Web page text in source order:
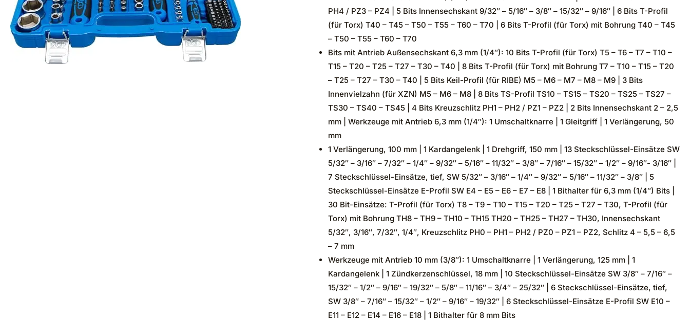
PH4 / PZ3 – PZ4 | 5 Bits Innensechskant 9/32″ – 5/16″ – 3/8″ – 15/32″ – 9/16″ | 6 Bits T-Profil
(für Torx) T40 – T45 – T50 – T55 – T60 – T70 | 6 Bits T-Profil (für Torx) mit Bohrung T40 – T45
– T50 – T55 – T60 – T70
Bits mit Antrieb Außensechskant 6,3 mm (1/4″): 10 Bits T-Profil (für Torx) T5 – T6 – T7 – T10 –
T15 – T20 – T25 – T27 – T30 – T40 | 8 Bits T-Profil (für Torx) mit Bohrung T7 – T10 – T15 – T20
– T25 – T27 – T30 – T40 | 5 Bits Keil-Profil (für RIBE) M5 – M6 – M7 – M8 – M9 | 3 Bits
Innenvielzahn (für XZN) M5 – M6 – M8 | 8 Bits TS-Profil TS10 – TS15 – TS20 – TS25 – TS27 –
TS30 – TS40 – TS45 | 4 Bits Kreuzschlitz PH1 – PH2 / PZ1 – PZ2 | 2 Bits Innensechskant 2 – 2,5
mm | Werkzeuge mit Antrieb 6,3 mm (1/4″): 1 Umschaltknarre | 1 Gleitgriff | 1 Verlängerung, 50
mm
1 Verlängerung, 100 mm | 1 Kardangelenk | 1 Drehgriff, 150 mm | 13 Steckschlüssel-Einsätze SW
5/32″ – 3/16″ – 7/32″ – 1/4″ – 9/32″ – 5/16″ – 11/32″ – 3/8″ – 7/16″ – 15/32″ – 1/2″ – 9/16″- 3/16″ |
7 Steckschlüssel-Einsätze, tief, SW 5/32″ – 3/16″ – 1/4″ – 9/32″ – 5/16″ – 11/32″ – 3/8″ | 5
Steckschlüssel-Einsätze E-Profil SW E4 – E5 – E6 – E7 – E8 | 1 Bithalter für 6,3 mm (1/4″) Bits |
30 Bit-Einsätze: T-Profil (für Torx) T8 – T9 – T10 – T15 – T20 – T25 – T27 – T30, T-Profil (für
Torx) mit Bohrung TH8 – TH9 – TH10 – TH15 TH20 – TH25 – TH27 – TH30, Innensechskant
5/32″, 3/16″, 7/32″, 1/4″, Kreuzschlitz PH0 – PH1 – PH2 / PZ0 – PZ1 – PZ2, Schlitz 4 – 5,5 – 6,5
– 7 mm
Werkzeuge mit Antrieb 10 mm (3/8″): 1 Umschaltknarre | 1 Verlängerung, 125 mm | 1
Kardangelenk | 1 Zündkerzenschlüssel, 18 mm | 10 Steckschlüssel-Einsätze SW 3/8″ – 7/16″ –
15/32″ – 1/2″ – 9/16″ – 19/32″ – 5/8″ – 11/16″ – 3/4″ – 25/32″ | 6 Steckschlüssel-Einsätze, tief,
SW 3/8″ – 7/16″ – 15/32″ – 1/2″ – 9/16″ – 19/32″ | 6 Steckschlüssel-Einsätze E-Profil SW E10 –
E11 – E12 – E14 – E16 – E18 | 1 Bithalter für 8 mm Bits